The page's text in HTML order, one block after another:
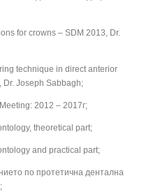
for crowns – SDM 2013, Dr.
technique in direct anterior
Dr. Joseph Sabbagh;
2012 – 2017г;
theoretical part;
and practical part;
по протетична дентална